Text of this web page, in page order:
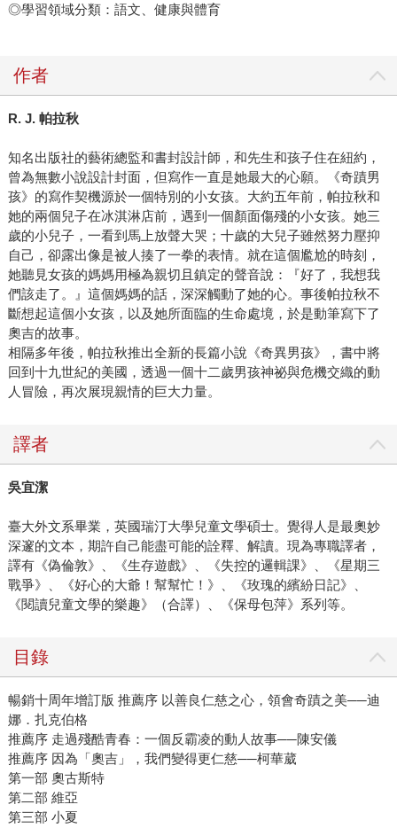
◎學習領域分類：語文、健康與體育
作者
R. J. 帕拉秋
知名出版社的藝術總監和書封設計師，和先生和孩子住在紐約，
曾為無數小說設計封面，但寫作一直是她最大的心願。《奇蹟男
孩》的寫作契機源於一個特別的小女孩。大約五年前，帕拉秋和
她的兩個兒子在冰淇淋店前，遇到一個顏面傷殘的小女孩。她三
歲的小兒子，一看到馬上放聲大哭；十歲的大兒子雖然努力壓抑
自己，卻露出像是被人揍了一拳的表情。就在這個尷尬的時刻，
她聽見女孩的媽媽用極為親切且鎮定的聲音說：『好了，我想我
們該走了。』這個媽媽的話，深深觸動了她的心。事後帕拉秋不
斷想起這個小女孩，以及她所面臨的生命處境，於是動筆寫下了
奧吉的故事。
相隔多年後，帕拉秋推出全新的長篇小說《奇異男孩》，書中將
回到十九世紀的美國，透過一個十二歲男孩神祕與危機交織的動
人冒險，再次展現親情的巨大力量。
譯者
吳宜潔
臺大外文系畢業，英國瑞汀大學兒童文學碩士。覺得人是最奧妙
深邃的文本，期許自己能盡可能的詮釋、解讀。現為專職譯者，
譯有《偽倫敦》、《生存遊戲》、《失控的邏輯課》、《星期三
戰爭》、《好心的大爺！幫幫忙！》、《玫瑰的繽紛日記》、
《閱讀兒童文學的樂趣》（合譯）、《保母包萍》系列等。
目錄
暢銷十周年增訂版 推薦序 以善良仁慈之心，領會奇蹟之美──迪
娜．扎克伯格
推薦序 走過殘酷青春：一個反霸凌的動人故事──陳安儀
推薦序 因為「奧吉」，我們變得更仁慈──柯華葳
第一部 奧古斯特
第二部 維亞
第三部 小夏